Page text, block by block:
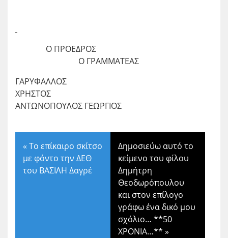
Ο ΠΡΟΕΔΡΟΣ
Ο ΓΡΑΜΜΑΤΕΑΣ
ΓΑΡΥΦΑΛΛΟΣ
ΧΡΗΣΤΟΣ
ΑΝΤΩΝΟΠΟΥΛΟΣ ΓΕΩΡΓΙΟΣ
« Το επίκαιρο σκίτσο
με φόντο την ΔΕΘ
του ΒΑΣΙΛΗ Δαγρέ
Δημοσιεύω αυτό το
κείμενο του φίλου
Δημήτρη
Θεοδωρόπουλου
και στον επίλογο
γράφω ένα δικό μου
σχόλιο… **50
ΧΡΟΝΙΑ…** »